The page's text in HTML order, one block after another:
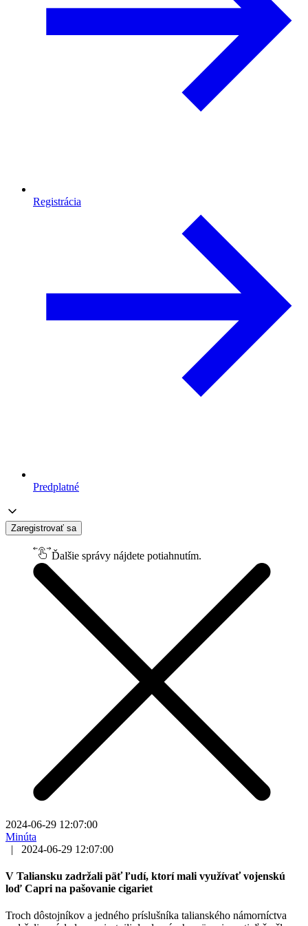
Registrácia
Predplatné
Zaregistrovať sa
Ďalšie správy nájdete potiahnutím.
2024-06-29 12:07:00
Minúta
|
2024-06-29 12:07:00
V Taliansku zadržali päť ľudí, ktorí mali využívať vojenskú
loď Capri na pašovanie cigariet
Troch dôstojníkov a jedného príslušníka talianského námorníctva